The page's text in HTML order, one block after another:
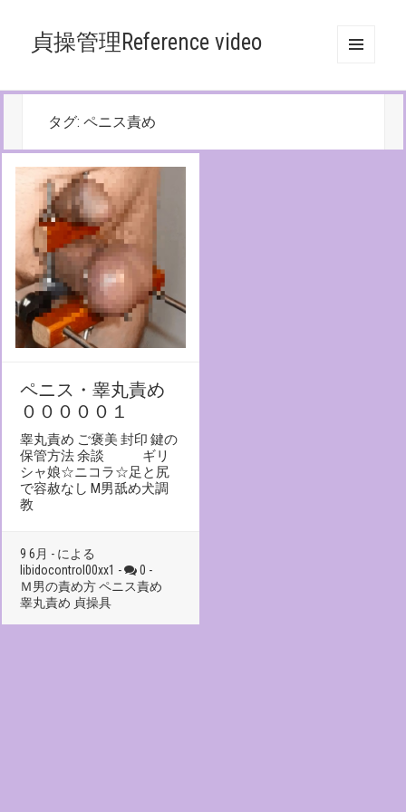
貞操管理Reference video
タグ: ペニス責め
ペニス・睾丸責め
０００００１
睾丸責め ご褒美 封印 鍵の
保管方法 余談 ギリ
シャ娘☆ニコラ☆足と尻
で容赦なし M男舐め犬調
教
9 6月 - による
libidocontrol00xx1 -
0 -
Ｍ男の責め方 ペニス責め
睾丸責め 貞操具